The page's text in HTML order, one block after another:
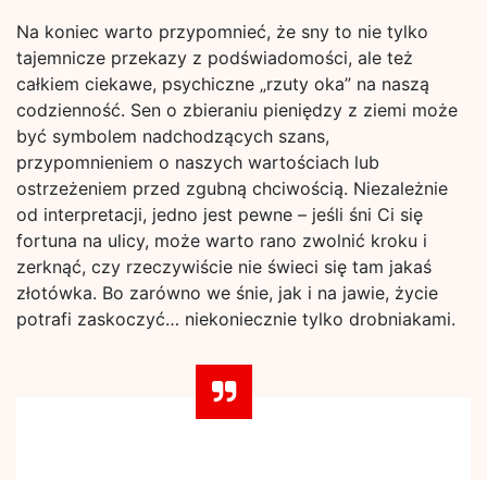
Na koniec warto przypomnieć, że sny to nie tylko
tajemnicze przekazy z podświadomości, ale też
całkiem ciekawe, psychiczne „rzuty oka” na naszą
codzienność. Sen o zbieraniu pieniędzy z ziemi może
być symbolem nadchodzących szans,
przypomnieniem o naszych wartościach lub
ostrzeżeniem przed zgubną chciwością. Niezależnie
od interpretacji, jedno jest pewne – jeśli śni Ci się
fortuna na ulicy, może warto rano zwolnić kroku i
zerknąć, czy rzeczywiście nie świeci się tam jakaś
złotówka. Bo zarówno we śnie, jak i na jawie, życie
potrafi zaskoczyć… niekoniecznie tylko drobniakami.